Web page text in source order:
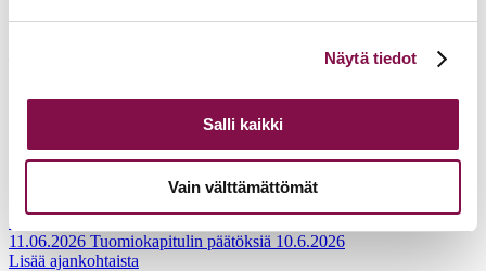
linkistä.
Näytä tiedot
Salli kaikki
Vain välttämättömät
Tampereen piispantalossa adventtina 2022
Pelastetaan Namibian alkukirkko – yhdessä! –
11.06.2026 Tuomiokapitulin päätöksiä 10.6.2026
Lisää ajankohtaista